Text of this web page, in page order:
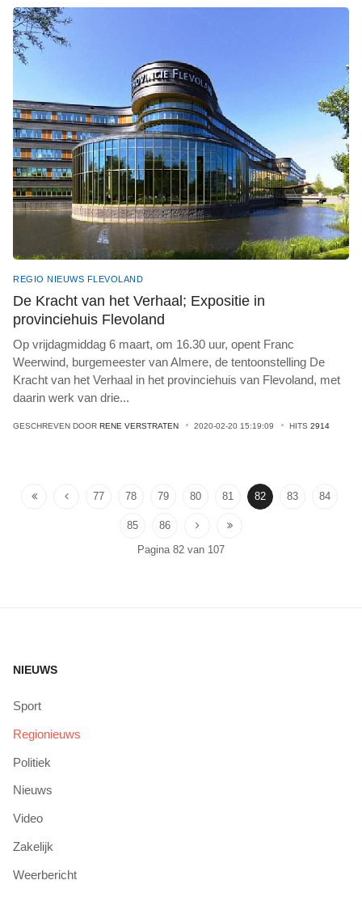
REGIO NIEUWS FLEVOLAND
De Kracht van het Verhaal; Expositie in
provinciehuis Flevoland
Op vrijdagmiddag 6 maart, om 16.30 uur, opent Franc
Weerwind, burgemeester van Almere, de tentoonstelling De
Kracht van het Verhaal in het provinciehuis van Flevoland, met
daarin werk van drie...
GESCHREVEN DOOR RENE VERSTRATEN 2020-02-20 15:19:09 HITS 2914
77 78 79 80 81 82 83 84
85
86
Pagina 82 van 107
NIEUWS
Sport
Regionieuws
Politiek
Nieuws
Video
Zakelijk
Weerbericht